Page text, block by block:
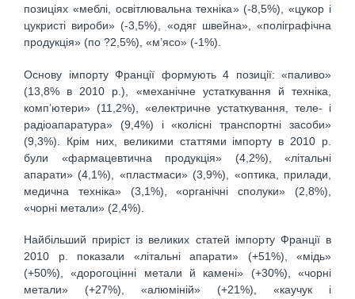
позиціях «меблі, освітлювальна техніка» (-8,5%), «цукор і
цукристі вироби» (-3,5%), «одяг швейна», «поліграфічна
продукція» (по ?2,5%), «м’ясо» (-1%).
Основу імпорту Франції формують 4 позиції: «паливо»
(13,8% в 2010 р.), «механічне устаткування й техніка,
комп’ютери» (11,2%), «електричне устаткування, теле- і
радіоапаратура» (9,4%) і «колісні транспортні засоби»
(9,3%). Крім них, великими статтями імпорту в 2010 р.
були «фармацевтична продукція» (4,2%), «літальні
апарати» (4,1%), «пластмаси» (3,9%), «оптика, прилади,
медична техніка» (3,1%), «органічні сполуки» (2,8%),
«чорні метали» (2,4%).
Найбільший приріст із великих статей імпорту Франції в
2010 р. показали «літальні апарати» (+51%), «мідь»
(+50%), «дорогоцінні метали й камені» (+30%), «чорні
метали» (+27%), «алюміній» (+21%), «каучук і